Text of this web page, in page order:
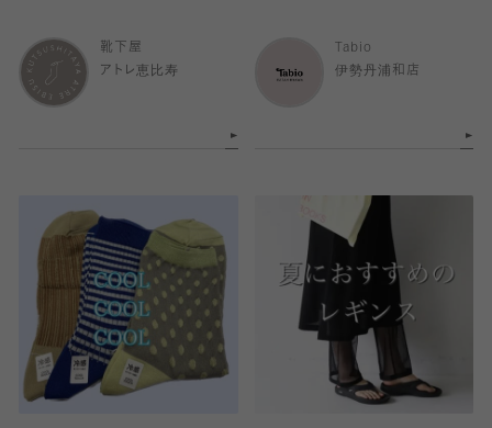
靴下屋
アトレ恵比寿
Tabio
伊勢丹浦和店